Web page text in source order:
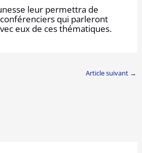
leur permettra de
qui parleront
eux de ces thématiques.
Article suivant →